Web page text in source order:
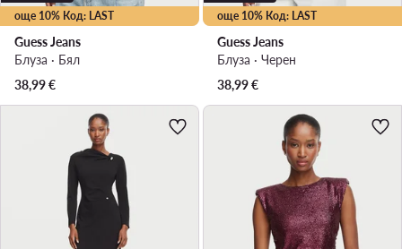
още 10% Код: LAST
Guess Jeans
Блуза · Бял
38,99€
още 10% Код: LAST
Guess Jeans
Блуза · Черен
38,99€